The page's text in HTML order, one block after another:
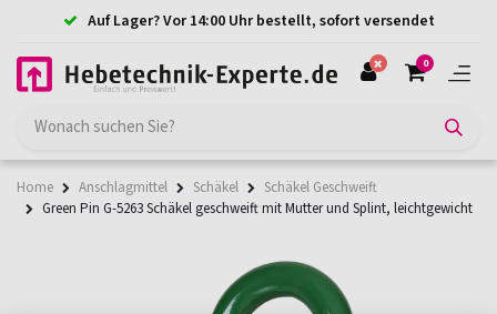
Auf Lager? Vor 14:00 Uhr bestellt, sofort versendet
0
Home Anschlagmittel Schäkel
Schäkel Geschweift
Green Pin G-5263 Schäkel geschweift mit Mutter und Splint, leichtgewicht